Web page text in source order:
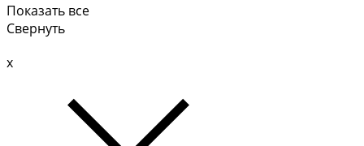
Показать все
Свернуть
x